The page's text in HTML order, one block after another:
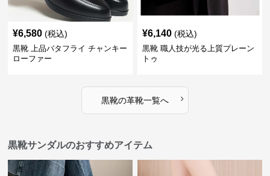
¥6,580 (税込)
黒靴 上品バタフライ チャンキー
ローファー
¥6,140 (税込)
黒靴 職人技が光る上質プレーン
トゥ
黒靴の革靴一覧へ ›
黒靴サンダルのおすすめアイテム